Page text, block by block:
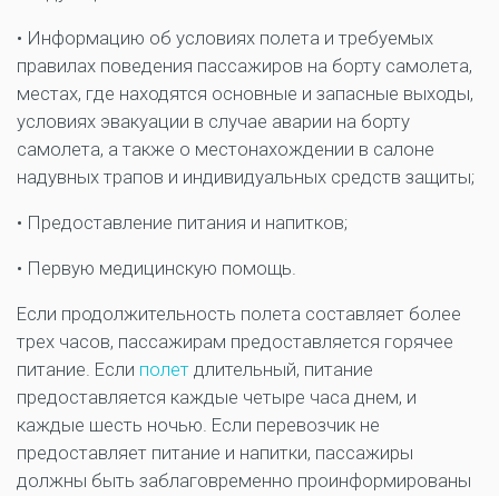
• Информацию об условиях полета и требуемых
правилах поведения пассажиров на борту самолета,
местах, где находятся основные и запасные выходы,
условиях эвакуации в случае аварии на борту
самолета, а также о местонахождении в салоне
надувных трапов и индивидуальных средств защиты;
• Предоставление питания и напитков;
• Первую медицинскую помощь.
Если продолжительность полета составляет более
трех часов, пассажирам предоставляется горячее
питание. Если полет длительный, питание
предоставляется каждые четыре часа днем, и
каждые шесть ночью. Если перевозчик не
предоставляет питание и напитки, пассажиры
должны быть заблаговременно проинформированы